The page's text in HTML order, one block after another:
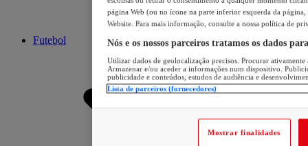
Futebol
página Web (ou no ícone na parte inferior esquerda da página,
Website. Para mais informação, consulte a nossa política de
Nós e os nossos parceiros tratamos os dados
Utilizar dados de geolocalização precisos. Procurar
Armazenar e/ou aceder a informações num dispositivo.
publicidade e conteúdos, estudos de audiência e
Lista de parceiros (fornecedores)
Mostrar finalidades